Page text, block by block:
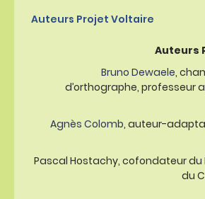
Auteurs Projet Voltaire
Auteurs
Bruno Dewaele,
d’orthographe, professeur
Agnès Colomb, auteur-
Pascal Hostachy, cofondateur du
du